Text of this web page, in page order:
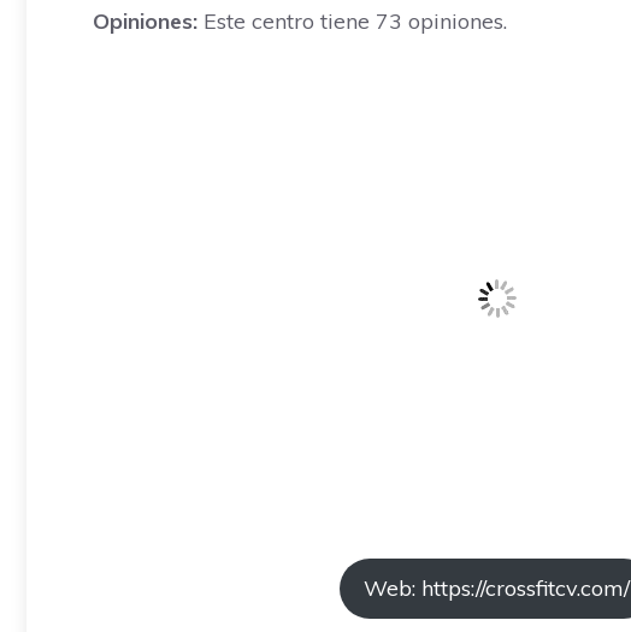
Opiniones: Este centro tiene 73 opiniones.
Web: https://crossfitcv.com/